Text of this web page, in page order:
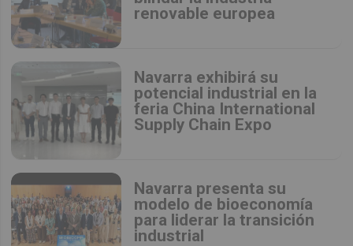
renovable europea
Navarra exhibirá su
potencial industrial en la
feria China International
Supply Chain Expo
Navarra presenta su
modelo de bioeconomía
para liderar la transición
industrial